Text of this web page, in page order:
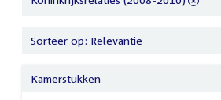
Sorteer op: Relevantie
Kamerstukken